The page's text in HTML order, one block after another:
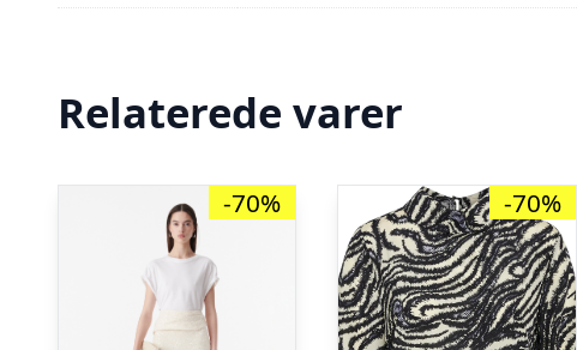
Relaterede varer
-70% -70%